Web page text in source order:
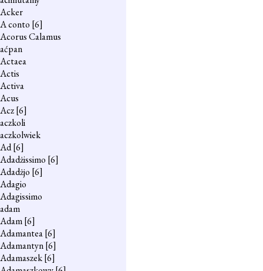
Acker
A conto [6]
Acorus Calamus
aćpan
Actaea
Actis
Activa
Acus
Acz[6]
aczkoli
aczkolwiek
Ad[6]
Adadżissimo [6]
Adadżjo [6]
Adagio
Adagissimo
adam
Adam[6]
Adamantea[6]
Adamantyn[6]
Adamaszek[6]